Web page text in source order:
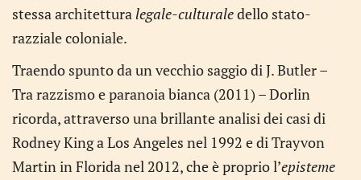
stessa architetturalegale-culturaledello stato-
razziale coloniale.
Traendo spunto da un vecchio saggio di J. Butler –
Tra razzismo e paranoia bianca (2011) – Dorlin
ricorda, attraverso una brillante analisi dei casi di
Rodney King a Los Angeles nel 1992 e di Trayvon
Martin in Florida nel 2012, che è proprio l’episteme